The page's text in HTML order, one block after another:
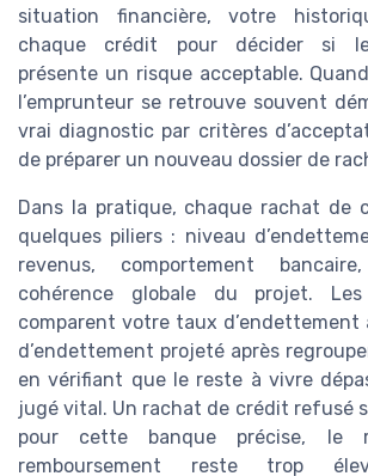
situation financière, votre
chaque crédit pour décider si le
présente un risque acceptable.
l’emprunteur se retrouve souvent
vrai diagnostic par critères
de préparer un nouveau dossier de
Dans la pratique, chaque rachat de
quelques piliers : niveau
revenus, comportement
cohérence globale du projet. Les
comparent votre taux
d’endettement projeté après
en vérifiant que le reste à vivre
jugé vital. Un rachat de crédit refusé
pour cette banque précise, le
remboursement reste trop